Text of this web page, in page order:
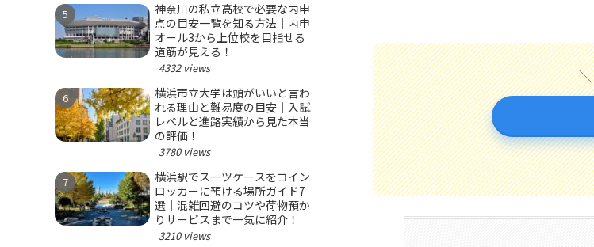
神奈川の私立高校で必要な内申
点の目安一覧を知る方法｜内申
オール3から上位校を目指せる
道筋が見える！
4332 views
横浜市立大学は頭がいいと言わ
れる理由と難易度の目安｜入試
レベルと進路実績から見た本当
の評価！
3780 views
横浜駅でスーツケースをコイン
ロッカーに預ける場所ガイド7
選｜混雑回避のコツや荷物預か
りサービスまで一気に紹介！
3210 views